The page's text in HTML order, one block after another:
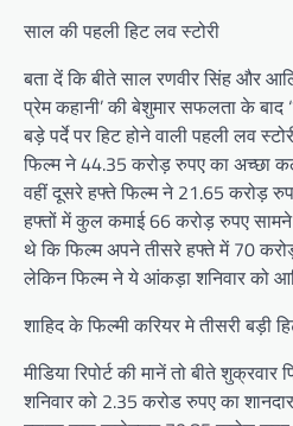
साल की पहली हिट लव स्टोरी
बता दें कि बीते साल रणवीर सिंह और
प्रेम कहानी’ की बेशुमार सफलता के बाद
बड़े पर्दे पर हिट होने वाली पहली लव
फिल्म ने 44.35 करोड़ रुपए का अच्छा
वहीं दूसरे हफ्ते फिल्म ने 21.65 करोड़
हफ्तों में कुल कमाई 66 करोड़ रुपए
थे कि फिल्म अपने तीसरे हफ्ते में 70
लेकिन फिल्म ने ये आंकड़ा शनिवार को
शाहिद के फिल्मी करियर मे तीसरी बड़ी
मीडिया रिपोर्ट की मानें तो बीते
शनिवार को 2.35 करोड रुपए का